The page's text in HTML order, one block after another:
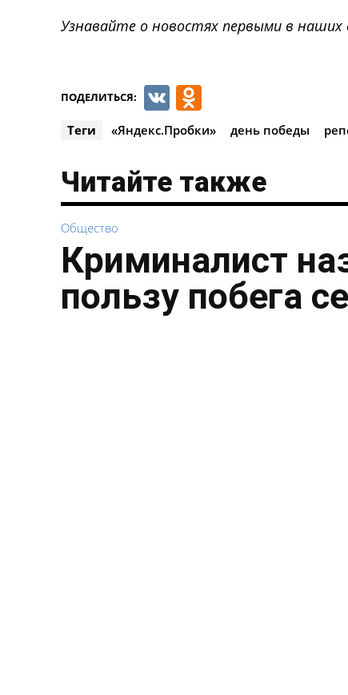
Узнавайте о новостях первыми в наших
ПОДЕЛИТЬСЯ: VK
Теги «Яндекс.Пробки» день победы
Читайте также
Общество
Криминалист
пользу побега